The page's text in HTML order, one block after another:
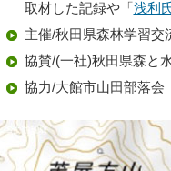
取材した記録や「 浅利
主催/秋田県森林学習交
協賛/(一社)秋田県森と
協力/大館市山田部落会